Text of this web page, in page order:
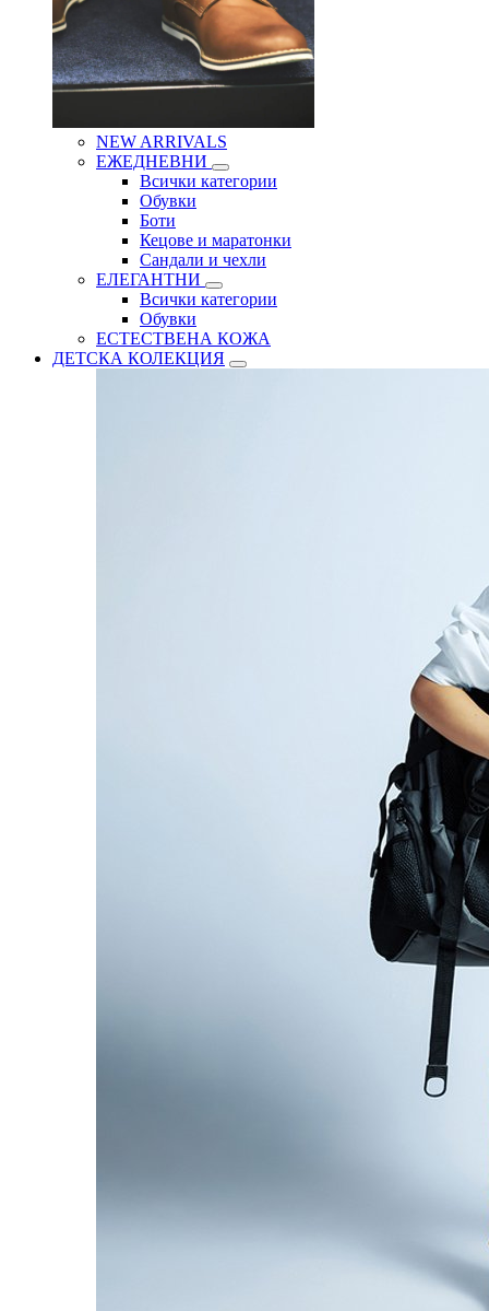
NEW ARRIVALS
ЕЖЕДНЕВНИ
Всички категории
Обувки
Боти
Кецове и маратонки
Сандали и чехли
ЕЛЕГАНТНИ
Всички категории
Обувки
ЕСТЕСТВЕНА КОЖА
ДЕТСКА КОЛЕКЦИЯ